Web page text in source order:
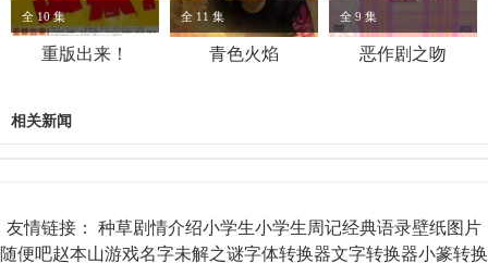
全 10 集
重版出来！
全 11 集
青色火焰
全 9 集
恶作剧之吻
相关新闻
友情链接： 种草剧情介绍小学生小学生周记经典语录壁纸图片
随便吧赵本山游戏名字未解之谜字体转换器文字转换器小篆转换